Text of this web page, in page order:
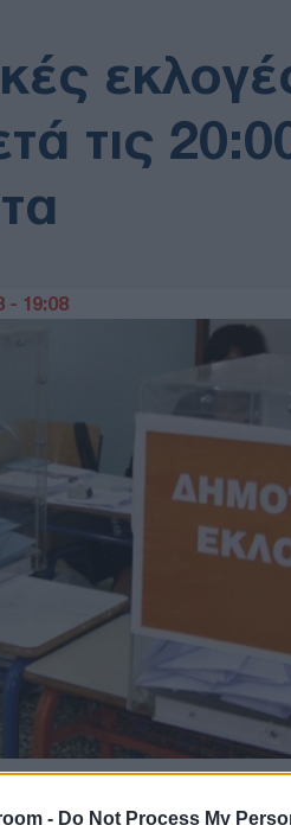
- Do Not Process My
τις
- 19:08